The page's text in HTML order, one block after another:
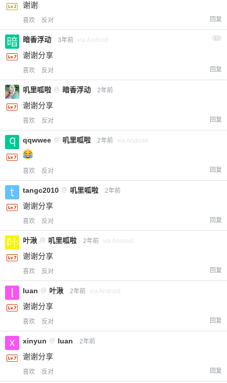
谢谢
喜欢 反对 回复
暗香浮动 3年前 via Android 10
谢谢分享
喜欢 反对 回复
叽里呱啦 @ 暗香浮动 2年前
谢谢分享
喜欢 反对 回复
qqwwee @ 叽里呱啦 2年前 via Android
喜欢 反对 回复
tangc2010 @ 叽里呱啦 2年前
谢谢分享
喜欢 反对 回复
叶湫 @ 叽里呱啦 2年前 via Android
谢谢分享
喜欢 反对 回复
luan @ 叶湫 2年前 via Android
谢谢分享
喜欢 反对 回复
xinyun @ luan 2年前
谢谢分享
喜欢 反对 回复